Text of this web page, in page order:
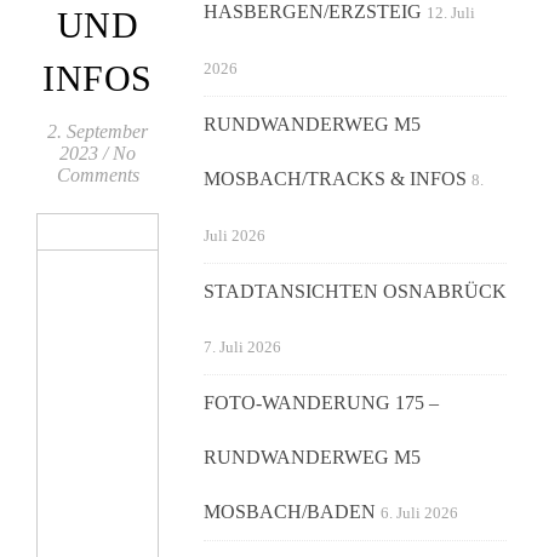
UND
INFOS
2. September
2023 / No
Comments
HASBERGEN/ERZSTEIG 12. Juli
2026
RUNDWANDERWEG M5
MOSBACH/TRACKS & INFOS 8.
Juli 2026
STADTANSICHTEN OSNABRÜCK
7. Juli 2026
FOTO-WANDERUNG 175 –
RUNDWANDERWEG M5
MOSBACH/BADEN 6. Juli 2026